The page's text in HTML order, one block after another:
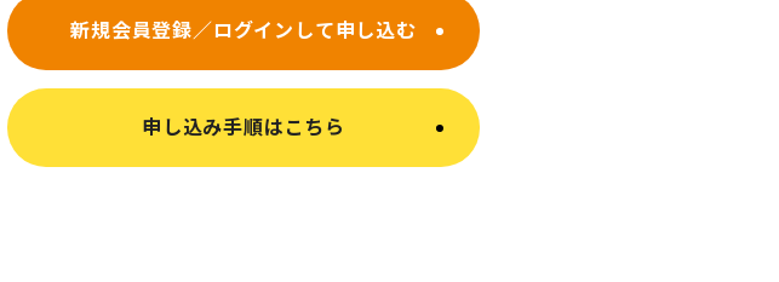
新規会員登録／ログインして申し込む
申し込み手順はこちら